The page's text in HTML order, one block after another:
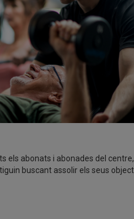
els abonats i abonades del centre,
buscant assolir els seus